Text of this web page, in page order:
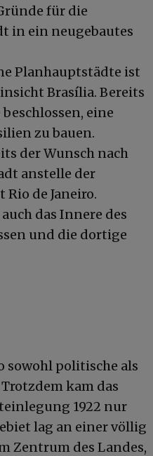
für die
in ein neugebautes
Planhauptstädte ist
Brasília. Bereits
eine
zu bauen.
der Wunsch nach
anstelle der
de Janeiro.
das Innere des
und die dortige
sowohl politische als
kam das
1922 nur
lag an einer völlig
Zentrum des Landes,